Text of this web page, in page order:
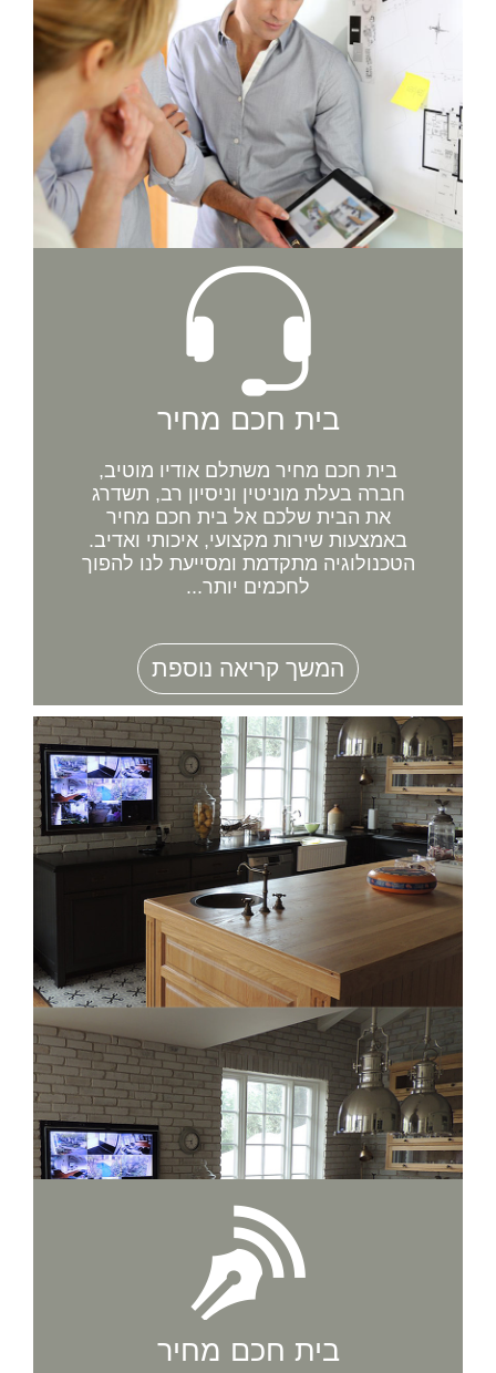
בית חכם מחיר
בית חכם מחיר משתלם אודיו מוטיב,
חברה בעלת מוניטין וניסיון רב, תשדרג
את הבית שלכם אל בית חכם מחיר
באמצעות שירות מקצועי, איכותי ואדיב.
הטכנולוגיה מתקדמת ומסייעת לנו להפוך
לחכמים יותר...
המשך קריאה נוספת
בית חכם מחיר